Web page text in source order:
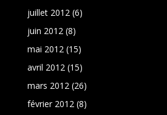
juillet 2012(6)
juin 2012(8)
mai 2012(15)
avril 2012(15)
mars 2012(26)
février 2012(8)